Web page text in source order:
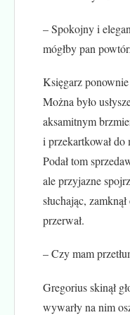
– Spokojny i
mógłby pan
Księgarz
Można było
aksamitnym
i przekartkował do
Podał tom
ale przyjazne
słuchając,
przerwał.
– Czy mam
Gregorius skinął
wywarły na nim